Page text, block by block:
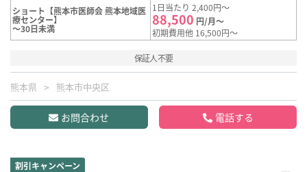
ショート【熊本市医師会 熊本地域医
療センター】
～30日未満
1日当たり 2,400円～
88,500 円/月～
初期費用他 16,500円～
保証人不要
熊本県 熊本市中央区
お問合わせ 電話する
割引キャンペーン